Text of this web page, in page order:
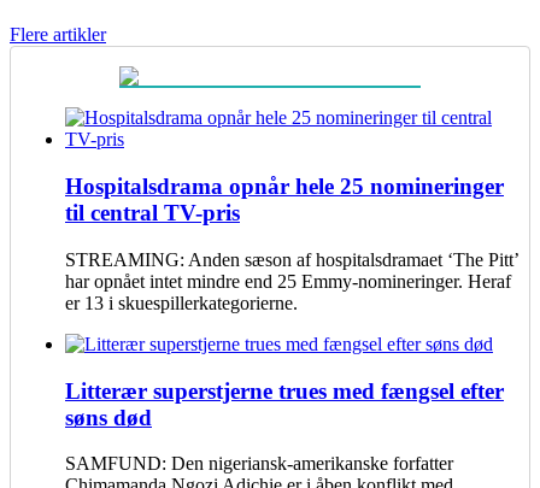
Flere artikler
Hospitalsdrama opnår hele 25 nomineringer
til central TV-pris
STREAMING: Anden sæson af hospitalsdramaet ‘The Pitt’
har opnået intet mindre end 25 Emmy-nomineringer. Heraf
er 13 i skuespillerkategorierne.
Litterær superstjerne trues med fængsel efter
søns død
SAMFUND: Den nigeriansk-amerikanske forfatter